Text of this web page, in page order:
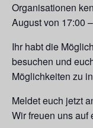
Organisationen
August von 17:00
Ihr habt die
besuchen und
Möglichkeiten zu
Meldet euch jetzt
Wir freuen uns auf